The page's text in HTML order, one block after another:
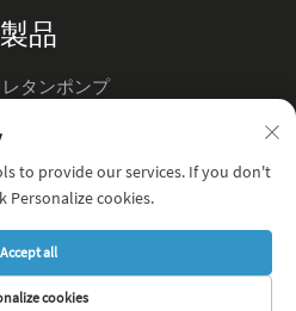
製品
タンポンプ
概要
ブログ
to provide our services. If you don't
Personalize cookies.
cookies
Accept all